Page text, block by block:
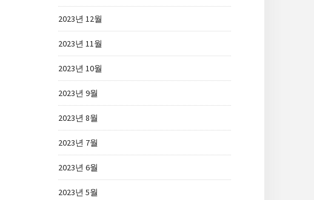
2023년 12월
2023년 11월
2023년 10월
2023년 9월
2023년 8월
2023년 7월
2023년 6월
2023년 5월